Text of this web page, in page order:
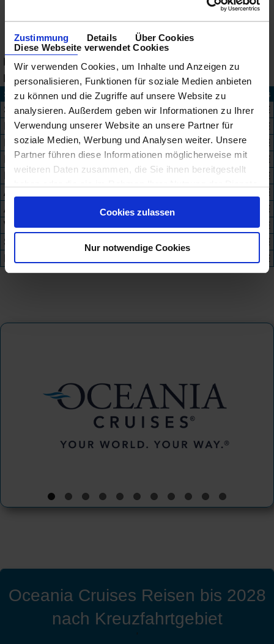
Zustimmung Details
Über Cookies
Diese Webseite verwendet Cookies
Wir verwenden Cookies, um Inhalte und Anzeigen zu
personalisieren, Funktionen für soziale Medien anbieten
zu können und die Zugriffe auf unsere Website zu
analysieren. Außerdem geben wir Informationen zu Ihrer
Verwendung unserer Website an unsere Partner für
soziale Medien, Werbung und Analysen weiter. Unsere
Partner führen diese Informationen möglicherweise mit
weiteren Daten zusammen, die Sie ihnen bereitgestellt
gesammelt haben.
Cookies zulassen
Nur notwendige Cookies
Reederei
Oceania Cruises
Reisezeit
... – 31.10.28
Schiff Angebote ab Preis
Sirena 61
1.547 €
Nautica
32
1.629 €
Marina
88
1.720 €
Insignia
49
1.864 €
Riviera
80
1.864 €
Aurelia
1.949 €
Allura
94
2.208 €
Vista
77
2.829 €
Sonata
54
2.899 €
Regatta
3.801 €
Oceania Cruises Reisen bis 2028
nach Kreuzfahrtgebiet
'